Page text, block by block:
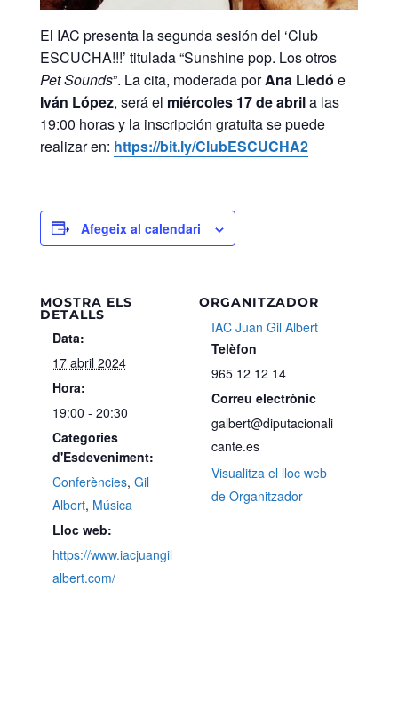
El IAC presenta la segunda sesión del ‘Club
ESCUCHA!!!’ titulada “Sunshine pop. Los otros
Pet Sounds”. La cita, moderada porAna Lledó e
Iván López, será el miércoles 17 de abrila las
19:00 horas y la inscripción gratuita se puede
realizar en: https://bit.ly/ClubESCUCHA2
Afegeix al calendari
MOSTRA ELS
DETALLS
Data:
17 abril 2024
Hora:
19:00 - 20:30
Categories
d'Esdeveniment:
Conferències, Gil
Albert, Música
Lloc web:
https://www.iacjuangil
albert.com/
ORGANITZADOR
IAC Juan Gil Albert
Telèfon
965 12 12 14
Correu electrònic
galbert@diputacionali
cante.es
Visualitza el lloc web
de Organitzador